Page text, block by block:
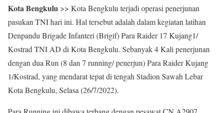
Kota Bengkulu >> Kota Bengkulu terjadi operasi penerjunan
pasukan TNI hari ini. Hal tersebut adalah dalam kegiatan latihan
Denpandu Brigade Infanteri (Brigif) Para Raider 17 Kujang1/
Kostrad TNI AD di Kota Bengkulu. Sebanyak 4 Kali penerjunan
dengan dua Run (8 dan 7 running/ penerjun) Para Raider Kujang
1/Kostrad, yang mendarat tepat di tengah Stadion Sawah Lebar
Kota Bengkulu, Selasa (26/7/2022).